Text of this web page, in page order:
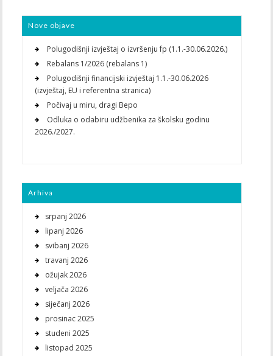
Nove objave
Polugodišnji izvještaj o izvršenju fp (1.1.-30.06.2026.)
Rebalans 1/2026 (rebalans 1)
Polugodišnji financijski izvještaj 1.1.-30.06.2026
(izvještaj, EU i referentna stranica)
Počivaj u miru, dragi Bepo
Odluka o odabiru udžbenika za školsku godinu
2026./2027.
Arhiva
srpanj 2026
lipanj 2026
svibanj 2026
travanj 2026
ožujak 2026
veljača 2026
siječanj 2026
prosinac 2025
studeni 2025
listopad 2025